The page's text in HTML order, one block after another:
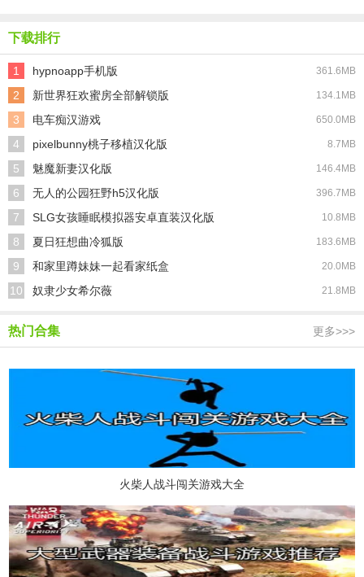
下载排行
1 hypnoapp手机版 361.6MB
2 新世界狂欢蜜房全部解锁版 134.1MB
3 电车痴汉游戏 650.0MB
4 pixelbunny桃子移植汉化版 8.7MB
5 魅魔新妻汉化版 146.4MB
6 无人的公园狂野h5汉化版 396.7MB
7 SLG女孩睡眠模拟器安卓直装汉化版 10.8MB
8 夏日狂想曲冷狐版 183.6MB
9 和家里蹲妹妹一起看家纸盒 20.0MB
10 奴隶少女希尔薇 21.8MB
热门合集 更多>>>
火柴人战斗闯关游戏大全